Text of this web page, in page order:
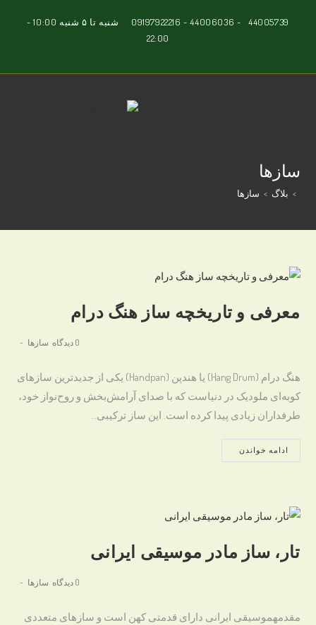
44005739
-
44006036
-
09197922216
شنبه تا ۵ شنبه 10:00 -
22:00
سازها
> بلاگ > سازها
معرفی و تاریخچه ساز هنگ درام
Post
سازها
Post
0 دیدگاه
هنگ درام (Hang Drum) یا هندپن (Handpan) یکی از جدیدترین سازهای
کوبه‌ای ملودیک در دنیاست که با صدای آرامش‌بخش و روح‌نواز خود،
طرفداران زیادی پیدا کرده است. این ساز ترکیبی…
ادامه خواندن
هنگ
تار، ساز مادر موسیقی ایرانی
Post
سازها
Post
0 دیدگاه
مقدمهموسیقی ایرانی دارای قدمتی کهن است و سازهای متعددی